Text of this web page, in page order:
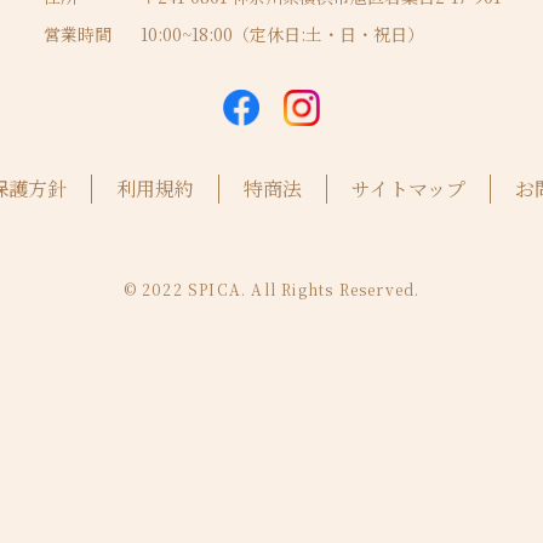
営業時間
10:00~18:00（定休日:土・日・祝日）
護方針 利用規約 特商法 サイトマップ お
© 2022 SPICA. All Rights Reserved.